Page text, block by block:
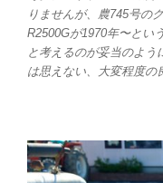
りませんが、農745号の
R2500Gが1970年〜とい
と考えるのが妥当のよう
は思えない、大変程度の